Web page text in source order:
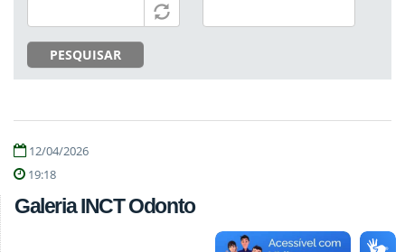
PESQUISAR
12/04/2026
19:18
Galeria INCT Odonto